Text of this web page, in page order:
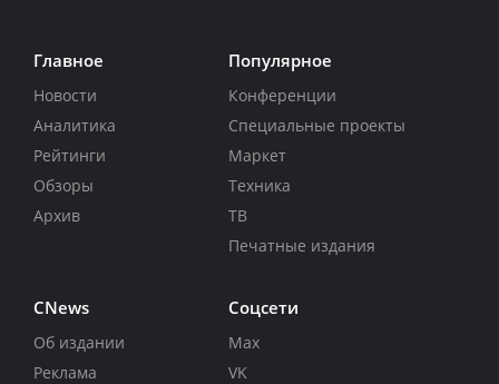
Главное
Новости
Аналитика
Рейтинги
Обзоры
Архив
Популярное
Конференции
Специальные проекты
Маркет
Техника
ТВ
Печатные издания
CNews
Об издании
Реклама
Соцсети
Max
VK